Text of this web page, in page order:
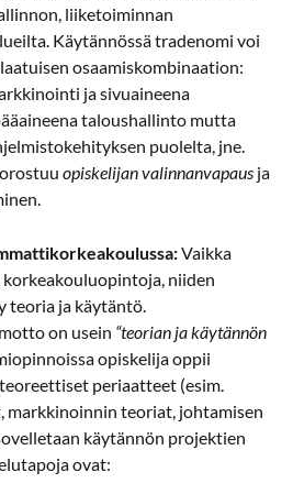
liiketoiminnan
Käytännössä tradenomi voi
osaamiskombinaation:
ja sivuaineena
taloushallinto mutta
puolelta, jne.
opiskelijan valinnanvapaus ja
Vaikka
niiden
teoria ja käytäntö.
on usein “teorian ja käytännön
opiskelija oppii
periaatteet (esim.
markkinoinnin teoriat, johtamisen
käytännön projektien
ovat: